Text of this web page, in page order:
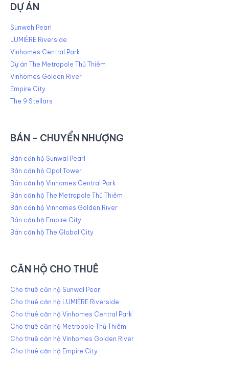
DỰ ÁN
Sunwah Pearl
LUMIÈRE Riverside
Vinhomes Central Park
Dự án The Metropole Thủ Thiêm
Vinhomes Golden River
Empire City
The 9 Stellars
BÁN - CHUYỂN NHƯỢNG
Bán căn hộ Sunwal Pearl
Bán căn hộ Opal Tower
Bán căn hộ Vinhomes Central Park
Bán căn hộ The Metropole Thủ Thiêm
Bán căn hộ Vinhomes Golden River
Bán căn hộ Empire City
Bán căn hộ The Global City
CĂN HỘ CHO THUÊ
Cho thuê căn hộ Sunwal Pearl
Cho thuê căn hộ LUMIÈRE Riverside
Cho thuê căn hộ Vinhomes Central Park
Cho thuê căn hộ Metropole Thủ Thiêm
Cho thuê căn hộ Vinhomes Golden River
Cho thuê căn hộ Empire City